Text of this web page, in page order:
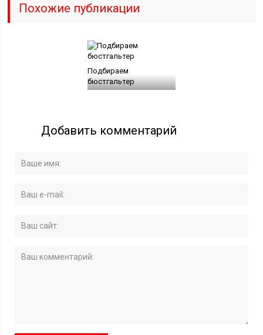
Похожие публикации
Подбираем
бюстгальтер
Добавить комментарий